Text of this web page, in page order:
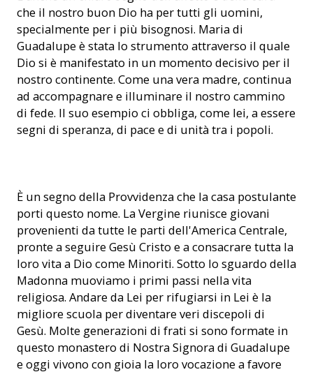
che il nostro buon Dio ha per tutti gli uomini,
specialmente per i più bisognosi. Maria di
Guadalupe è stata lo strumento attraverso il quale
Dio si è manifestato in un momento decisivo per il
nostro continente. Come una vera madre, continua
ad accompagnare e illuminare il nostro cammino
di fede. Il suo esempio ci obbliga, come lei, a essere
segni di speranza, di pace e di unità tra i popoli.
È un segno della Provvidenza che la casa postulante
porti questo nome. La Vergine riunisce giovani
provenienti da tutte le parti dell'America Centrale,
pronte a seguire Gesù Cristo e a consacrare tutta la
loro vita a Dio come Minoriti. Sotto lo sguardo della
Madonna muoviamo i primi passi nella vita
religiosa. Andare da Lei per rifugiarsi in Lei è la
migliore scuola per diventare veri discepoli di
Gesù. Molte generazioni di frati si sono formate in
questo monastero di Nostra Signora di Guadalupe
e oggi vivono con gioia la loro vocazione a favore